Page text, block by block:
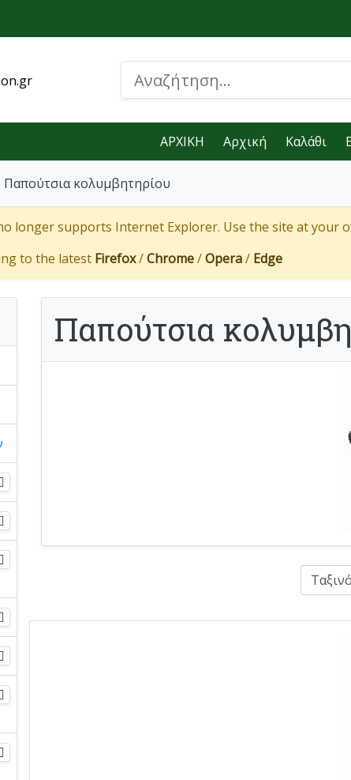
ΑΡΧΙΚΗ Αρχική Καλάθι
Παπούτσια κολυμβητηρίου
longer supports Internet Explorer. Use the site at your
to the latest Firefox/Chrome/Opera/ Edge
Παπούτσια